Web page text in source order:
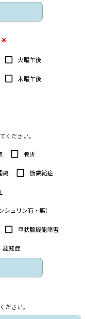
火曜午後
木曜午後
ださい。
骨折
瘍 筋委縮症
シュリン有・無）
甲状腺機能障害
認知症
ださい。